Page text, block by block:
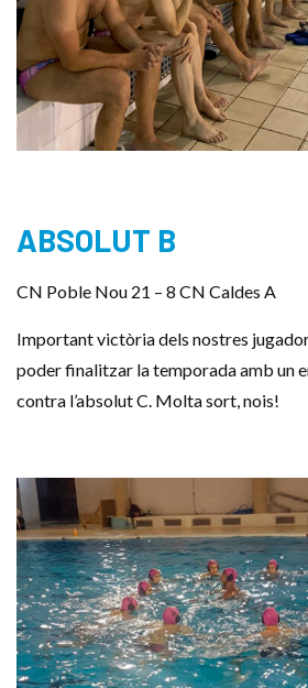
ABSOLUT B
CN Poble Nou 21 – 8 CN Caldes A
Important victòria dels nostres
poder finalitzar la temporada amb un
contra l’absolut C. Molta sort, nois!